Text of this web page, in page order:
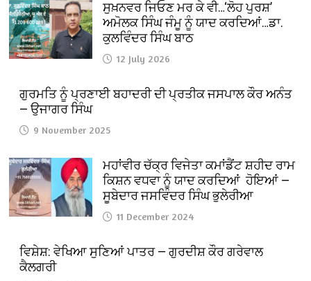
ਸੁਖ਼ਨਵਰ ਜਿਓਣ ਮਰ ਕੇ ਵੀ…‘ਲੋਹ ਪੁਰਸ਼’
ਅਮੋਲਕ ਸਿੰਘ ਜੰਮੂ ਨੂੰ ਯਾਦ ਕਰਦਿਆਂ…ਡਾ.
ਕੁਲਵਿੰਦਰ ਸਿੰਘ ਬਾਠ
12 July 2026
ਗੁਰਮਤਿ ਨੂੰ ਪ੍ਰਣਾਈ ਬਹਾਦਰੀ ਦੀ ਪ੍ਰਤੀਕ ਜਸਪਾਲ ਕੌਰ ਅਨੰਤ
— ਉਜਾਗਰ ਸਿੰਘ
9 November 2025
ਮਹਾਂਵੀਰ ਚੱਕ੍ਰ ਵਿਜੇਤਾ ਕਮਾਂਡੈਂਟ ਸ਼ਹੀਦ ਰਾਮ
ਕਿਸ਼ਨ ਵਧਵਾ ਨੂੰ ਯਾਦ ਕਰਦਿਆਂ ਹੋਇਆਂ —
ਸੂਬੇਦਾਰ ਜਸਵਿੰਦਰ ਸਿੰਘ ਭੁਲੇਰੀਆ
11 December 2024
ਵਿਸ਼ੇਸ਼: ਵੇਖਿਆ ਸੁਣਿਆਂ ਪਾਤਰ — ਗੁਰਦੀਸ਼ ਕੌਰ ਗਰੇਵਾਲ
ਕੈਲਗਰੀ